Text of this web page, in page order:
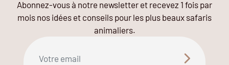
Abonnez-vous à notre newsletter et recevez 1 fois par
mois nos idées et conseils pour les plus beaux safaris
animaliers.